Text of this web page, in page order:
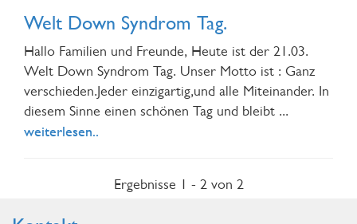
Welt Down Syndrom Tag.
Hallo Familien und Freunde, Heute ist der 21.03.
Welt Down Syndrom Tag. Unser Motto ist : Ganz
verschieden.Jeder einzigartig,und alle Miteinander. In
diesem Sinne einen schönen Tag und bleibt ...
weiterlesen..
Ergebnisse 1 - 2 von 2